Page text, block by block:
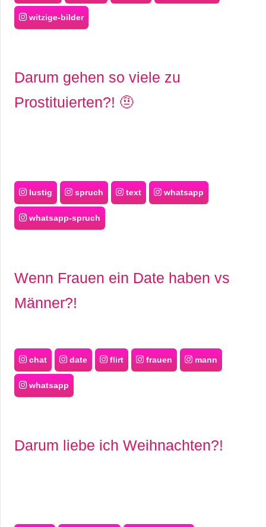
witzige-bilder
Darum gehen so viele zu
Prostituierten?! 🤨
lustig spruch text whatsapp
whatsapp-spruch
Wenn Frauen ein Date haben vs
Männer?!
chat date flirt frauen mann
whatsapp
Darum liebe ich Weihnachten?!